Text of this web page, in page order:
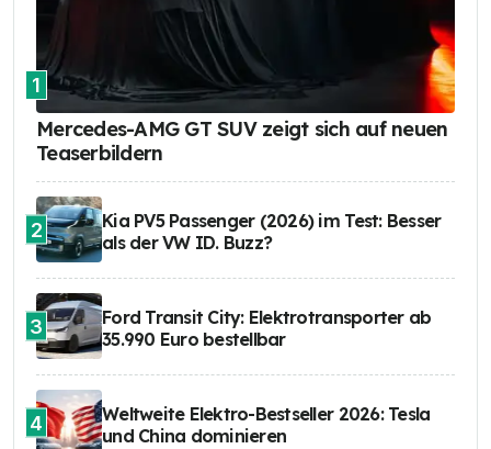
1
Mercedes-AMG GT SUV zeigt sich auf neuen
Teaserbildern
2
Kia PV5 Passenger (2026) im Test: Besser
als der VW ID. Buzz?
3
Ford Transit City: Elektrotransporter ab
35.990 Euro bestellbar
4
Weltweite Elektro-Bestseller 2026: Tesla
und China dominieren